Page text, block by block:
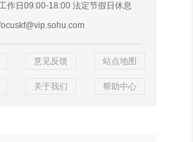
工作日09:00-18:00 法定节假日休息
focuskf@vip.sohu.com
意见反馈 站点地图
关于我们 帮助中心